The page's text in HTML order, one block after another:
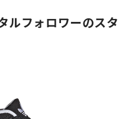
ルフォロワーのスタ